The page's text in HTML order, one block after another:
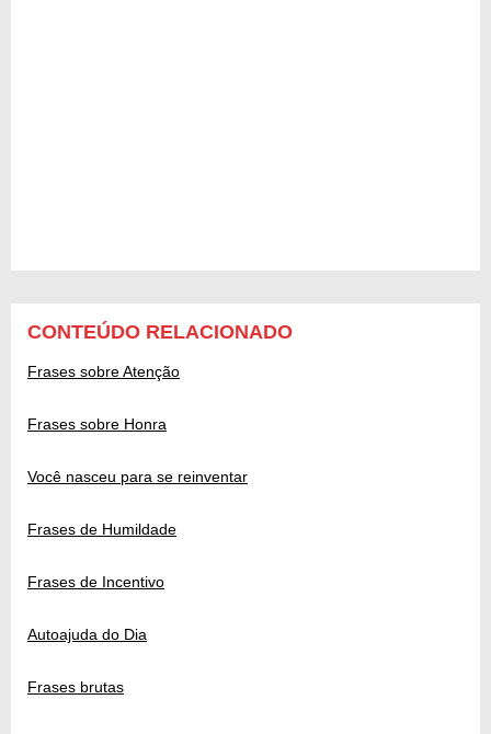
CONTEÚDO RELACIONADO
Frases sobre Atenção
Frases sobre Honra
Você nasceu para se reinventar
Frases de Humildade
Frases de Incentivo
Autoajuda do Dia
Frases brutas